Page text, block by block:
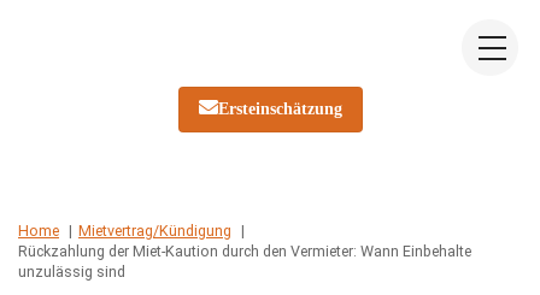
Ersteinschätzung
Home
Mietvertrag/Kündigung
Rückzahlung der Miet-Kaution durch den Vermieter: Wann Einbehalte
unzulässig sind